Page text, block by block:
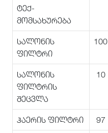
ტექ-
მომსახურება
სალონის
ფილტრი
100
სალონის
ფილტრის
შეცვლა
10
ჰაერის ფილტრი 97